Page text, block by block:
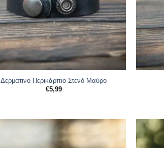
Δερμάτινο Περικάρπιο Στενό Μαύρο
€5,99